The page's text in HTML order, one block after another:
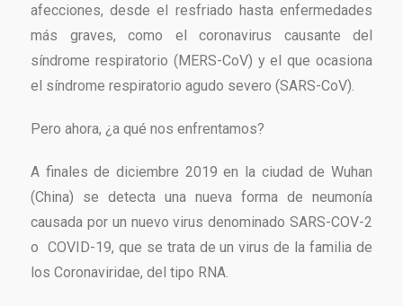
afecciones, desde el resfriado hasta enfermedades
más graves, como el coronavirus causante del
síndrome respiratorio (MERS-CoV) y el que ocasiona
el síndrome respiratorio agudo severo (SARS-CoV).
Pero ahora, ¿a qué nos enfrentamos?
A finales de diciembre 2019 en la ciudad de Wuhan
(China) se detecta una nueva forma de neumonía
causada por un nuevo virus denominado SARS-COV-2
o COVID-19, que se trata de un virus de la familia de
los Coronaviridae, del tipo RNA.